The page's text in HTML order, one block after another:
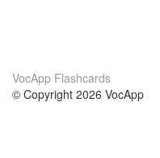
VocApp Flashcards
© Copyright 2026 VocApp